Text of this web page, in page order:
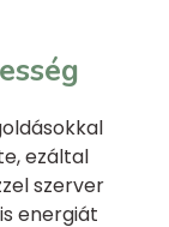
ezáltal
szerver
energiát